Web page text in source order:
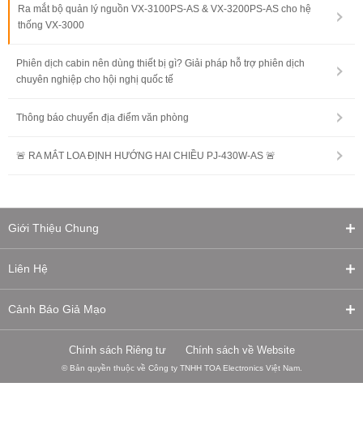
Ra mắt bộ quản lý nguồn VX-3100PS-AS & VX-3200PS-AS cho hệ
thống VX-3000
Phiên dịch cabin nên dùng thiết bị gì? Giải pháp hỗ trợ phiên dịch
chuyên nghiệp cho hội nghị quốc tế
Thông báo chuyển địa điểm văn phòng
🚨 RA MẮT LOA ĐỊNH HƯỚNG HAI CHIỀU PJ-430W-AS 🚨
Giới Thiệu Chung
Liên Hệ
Cảnh Báo Giả Mạo
Chính sách Riêng tư Chính sách về Website
© Bản quyền thuộc về Công ty TNHH TOA Electronics Việt Nam.